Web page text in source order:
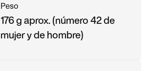
Peso
176 g aprox. (número 42 de
mujer y de hombre)